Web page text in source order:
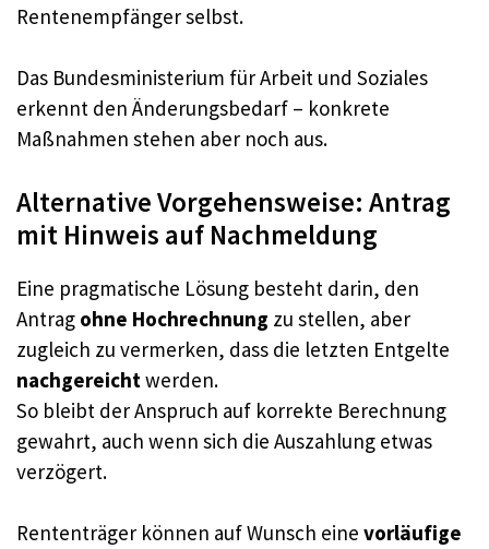
Rentenempfänger selbst.
Das Bundesministerium für Arbeit und Soziales
erkennt den Änderungsbedarf – konkrete
Maßnahmen stehen aber noch aus.
Alternative Vorgehensweise: Antrag
mit Hinweis auf Nachmeldung
Eine pragmatische Lösung besteht darin, den
Antrag ohne Hochrechnung zu stellen, aber
zugleich zu vermerken, dass die letzten Entgelte
nachgereichtwerden.
So bleibt der Anspruch auf korrekte Berechnung
gewahrt, auch wenn sich die Auszahlung etwas
verzögert.
Rententräger können auf Wunsch eine vorläufige